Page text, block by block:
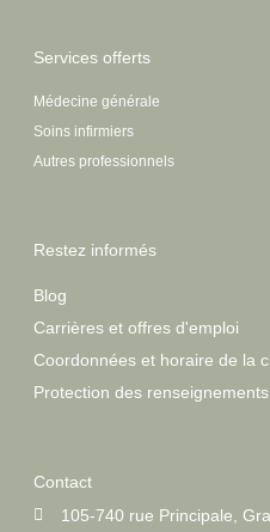
Services offerts
Médecine générale
Soins infirmiers
Autres professionnels
Restez informés
Blog
Carrières et offres d'emploi
Coordonnées et horaire de la
Protection des
Contact
105-740 rue Principale,